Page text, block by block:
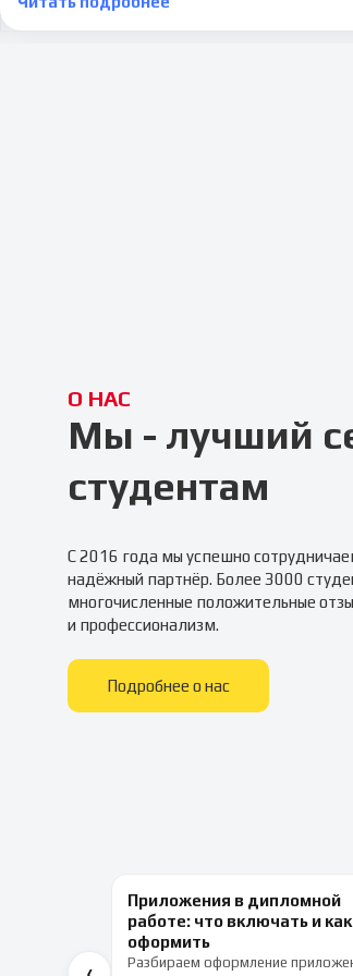
О НАС
Мы - лучший
студентам
С 2016 года мы успешно
надёжный партнёр. Более 3000
многочисленные положительные
и профессионализм.
Подробнее о нас
Приложения в дипломной
работе: что включать и как
оформить
Разбираем оформление